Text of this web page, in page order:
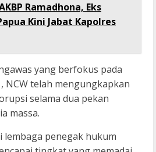
Ramadhona, Eks
Kini Jabat Kapolres
yang berfokus pada
NCW telah mengungkapkan
selama dua pekan
massa.
lembaga penegak hukum